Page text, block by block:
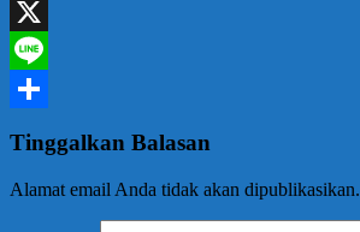
Facebook
X
Line
Tinggalkan Balasan
Alamat email Anda tidak akan dipublikasikan.